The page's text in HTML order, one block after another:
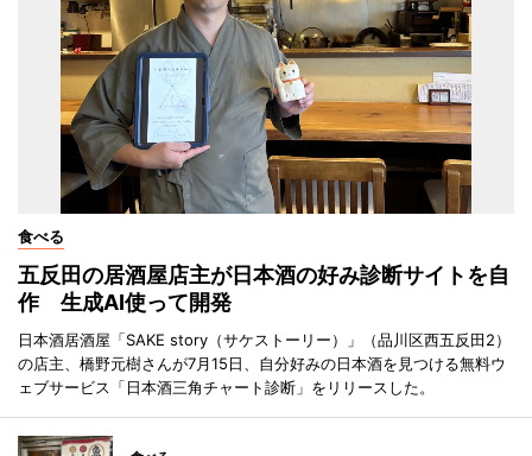
食べる
五反田の居酒屋店主が日本酒の好み診断サイトを自
作 生成AI使って開発
日本酒居酒屋「SAKE story（サケストーリー）」（品川区西五反田2）
の店主、橋野元樹さんが7月15日、自分好みの日本酒を見つける無料ウ
ェブサービス「日本酒三角チャート診断」をリリースした。